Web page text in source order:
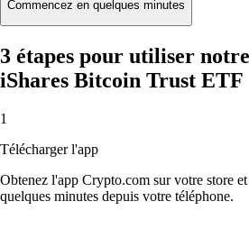
Commencez en quelques minutes
3 étapes pour utiliser
iShares Bitcoin Trust ETF
1
Télécharger l'app
Obtenez l'app Crypto.com sur votre store
quelques minutes depuis votre téléphone.